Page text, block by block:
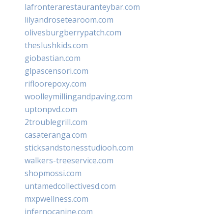
lafronterarestauranteybar.com
lilyandrosetearoom.com
olivesburgberrypatch.com
theslushkids.com
giobastian.com
glpascensori.com
rifloorepoxy.com
woolleymillingandpaving.com
uptonpvd.com
2troublegrill.com
casateranga.com
sticksandstonesstudiooh.com
walkers-treeservice.com
shopmossi.com
untamedcollectivesd.com
mxpwellness.com
infernocanine.com